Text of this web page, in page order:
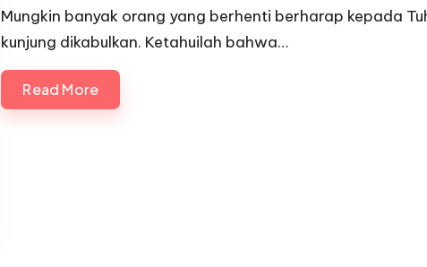
by
Mungkin banyak orang yang berhenti berharap kepada
kunjung dikabulkan. Ketahuilah bahwa…
Read More